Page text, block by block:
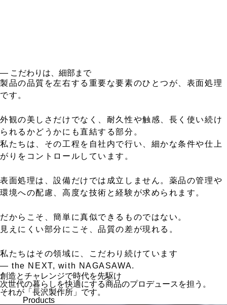
― こだわりは、細部まで
製品の品質を左右する重要な要素のひとつが、表面処理
です。
外観の美しさだけでなく、耐久性や触感、長く使い続け
られるかどうかにも直結する部分。
私たちは、その工程を自社内で行い、細かな条件や仕上
がりをコントロールしています。
表面処理は、設備だけでは成立しません。薬品の管理や
環境への配慮、高度な技術と経験が求められます。
だからこそ、簡単に真似できるものではない。
見えにくい部分にこそ、品質の差が現れる。
私たちはその領域に、こだわり続けています
— the NEXT, with NAGASAWA.
創造とチャレンジで時代を先駆け
次世代の暮らしを快適にする商品のプロデュースを担う。
それが「長沢製作所」です。
Products